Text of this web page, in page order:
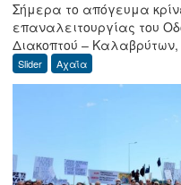
Σήμερα το απόγευμα
επαναλειτουργίας του
Διακοπτού –
Slider Αχαΐα